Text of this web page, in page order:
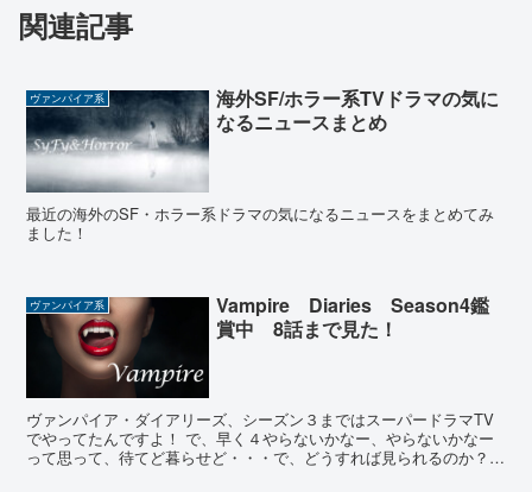
関連記事
ヴァンパイア系
海外SF/ホラー系TVドラマの気に
なるニュースまとめ
最近の海外のSF・ホラー系ドラマの気になるニュースをまとめてみ
ました！
ヴァンパイア系
Vampire Diaries Season4鑑
賞中 8話まで見た！
ヴァンパイア・ダイアリーズ、シーズン３まではスーパードラマTV
でやってたんですよ！ で、早く４やらないかなー、やらないかなー
って思って、待てど暮らせど・・・で、どうすれば見られるのか？？